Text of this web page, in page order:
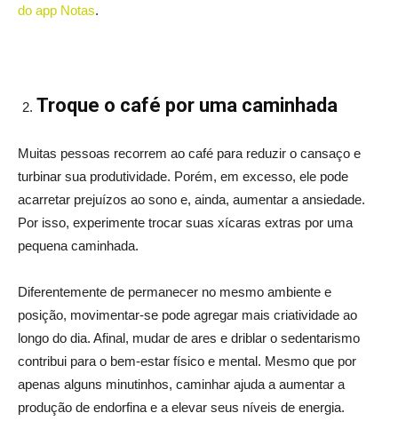
do app Notas.
Troque o café por uma caminhada
Muitas pessoas recorrem ao café para reduzir o cansaço e
turbinar sua produtividade. Porém, em excesso, ele pode
acarretar prejuízos ao sono e, ainda, aumentar a ansiedade.
Por isso, experimente trocar suas xícaras extras por uma
pequena caminhada.
Diferentemente de permanecer no mesmo ambiente e
posição, movimentar-se pode agregar mais criatividade ao
longo do dia. Afinal, mudar de ares e driblar o sedentarismo
contribui para o bem-estar físico e mental. Mesmo que por
apenas alguns minutinhos, caminhar ajuda a aumentar a
produção de endorfina e a elevar seus níveis de energia.